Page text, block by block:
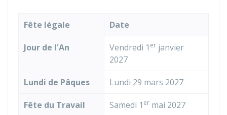
Fête légale Date
Jour de l'An Vendredi 1 er janvier
2027
Lundi de Pâques Lundi 29 mars 2027
Fête du Travail Samedi 1 er mai 2027